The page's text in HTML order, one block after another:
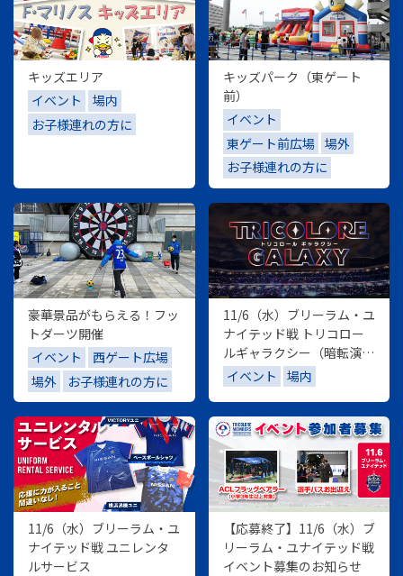
キッズエリア
イベント
場内
お子様連れの方に
キッズパーク（東ゲート
前）
イベント
東ゲート前広場
場外
お子様連れの方に
豪華景品がもらえる！フッ
トダーツ開催
イベント
西ゲート広場
場外
お子様連れの方に
11/6（水）ブリーラム・ユ
ナイテッド戦 トリコロー
ルギャラクシー（暗転演
出）
イベント 場内
11/6（水）ブリーラム・ユ
ナイテッド戦 ユニレンタ
ルサービス
【応募終了】11/6（水）ブ
リーラム・ユナイテッド戦
イベント募集のお知らせ